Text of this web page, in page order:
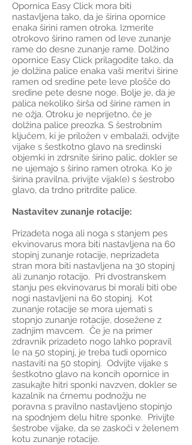
Opornica Easy Click mora biti
nastavljena tako, da je širina opornice
enaka širini ramen otroka. Izmerite
otrokovo širino ramen od leve zunanje
rame do desne zunanje rame. Dolžino
opornice Easy Click prilagodite tako, da
je dolžina palice enaka vaši meritvi širine
ramen od sredine pete leve plošče do
sredine pete desne noge. Bolje je, da je
palica nekoliko širša od širine ramen in
ne ožja. Otroku je neprijetno, če je
dolžina palice preozka. S šestrobnim
ključem, ki je priložen v embalaži, odvijte
vijake s šestkotno glavo na sredinski
objemki in zdrsnite širino palic, dokler se
ne ujemajo s širino ramen otroka. Ko je
širina pravilna, privijte vijak(e) s šestrobo
glavo, da trdno pritrdite palice.
Nastavitev zunanje rotacije:
Prizadeta noga ali noga s stanjem pes
ekvinovarus mora biti nastavljena na 60
stopinj zunanje rotacije, neprizadeta
stran mora biti nastavljena na 30 stopinj
ali zunanjo rotacijo. Pri dvostranskem
stanju pes ekvinovarus bi morali biti obe
nogi nastavljeni na 60 stopinj. Kot
zunanje rotacije se mora ujemati s
stopnjo zunanje rotacije, dosežene z
zadnjim mavcem. Če je na primer
zdravnik prizadeto nogo lahko popravil
le na 50 stopinj, je treba tudi opornico
nastaviti na 50 stopinj. Odvijte vijake s
šestkotno glavo na koncih opornice in
zasukajte hitri sponki navzven, dokler se
kazalnik na črnemu podnožju ne
poravna s pravilno nastavljeno stopinjo
na spodnjem delu hitre sponke. Privijte
šestrobe vijake, da se zaskoči v želenem
kotu zunanje rotacije.